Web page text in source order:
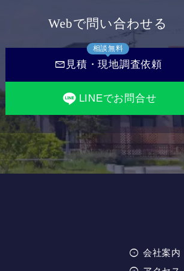
Webで問い合わせる
相談無料
mail 見積・現地調査依頼
LINEでお問合せ
会社案内